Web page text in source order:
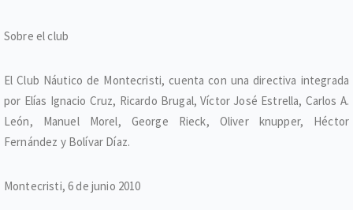
Sobre el club
El Club Náutico de Montecristi, cuenta con una directiva integrada
por Elías Ignacio Cruz, Ricardo Brugal, Víctor José Estrella, Carlos A.
León, Manuel Morel, George Rieck, Oliver knupper, Héctor
Fernández y Bolívar Díaz.
Montecristi, 6 de junio 2010